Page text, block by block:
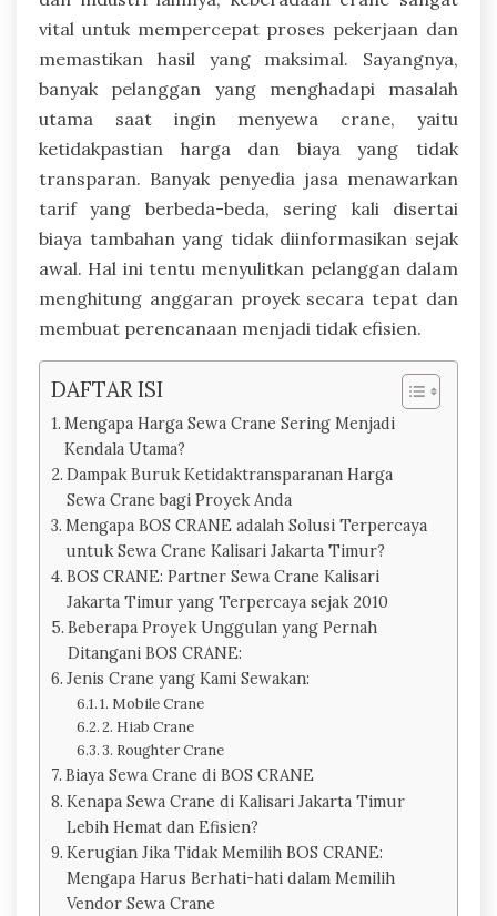
vital untuk mempercepat proses pekerjaan dan
memastikan hasil yang maksimal. Sayangnya,
banyak pelanggan yang menghadapi masalah
utama saat ingin menyewa crane, yaitu
ketidakpastian harga dan biaya yang tidak
transparan. Banyak penyedia jasa menawarkan
tarif yang berbeda-beda, sering kali disertai
biaya tambahan yang tidak diinformasikan sejak
awal. Hal ini tentu menyulitkan pelanggan dalam
menghitung anggaran proyek secara tepat dan
membuat perencanaan menjadi tidak efisien.
DAFTAR ISI
Mengapa Harga Sewa Crane Sering Menjadi
Kendala Utama?
Dampak Buruk Ketidaktransparanan Harga
Sewa Crane bagi Proyek Anda
Mengapa BOS CRANE adalah Solusi Terpercaya
untuk Sewa Crane Kalisari Jakarta Timur?
BOS CRANE: Partner Sewa Crane Kalisari
Jakarta Timur yang Terpercaya sejak 2010
Beberapa Proyek Unggulan yang Pernah
Ditangani BOS CRANE:
Jenis Crane yang Kami Sewakan:
1. Mobile Crane
2. Hiab Crane
3. Roughter Crane
Biaya Sewa Crane di BOS CRANE
Kenapa Sewa Crane di Kalisari Jakarta Timur
Lebih Hemat dan Efisien?
Kerugian Jika Tidak Memilih BOS CRANE:
Mengapa Harus Berhati-hati dalam Memilih
Vendor Sewa Crane